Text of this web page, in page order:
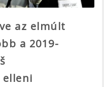
az elmúlt
a 2019-